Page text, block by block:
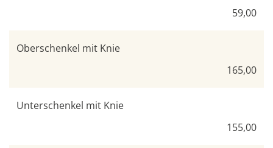
59,00
Oberschenkel mit Knie
165,00
Unterschenkel mit Knie
155,00